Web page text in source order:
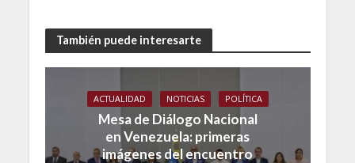
También puede interesarte
ACTUALIDAD NOTICIAS POLÍTICA
Mesa de Diálogo Nacional
en Venezuela: primeras
imágenes del encuentro